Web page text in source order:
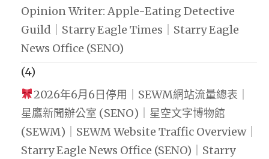
Opinion Writer: Apple-Eating Detective
Guild｜Starry Eagle Times｜Starry Eagle
News Office (SENO)
(4)
2026年6月6日停用｜SEWM網站流量總表｜
星鷹新聞辦公室 (SENO)｜星空文字博物館
(SEWM)｜SEWM Website Traffic Overview｜
Starry Eagle News Office (SENO)｜Starry